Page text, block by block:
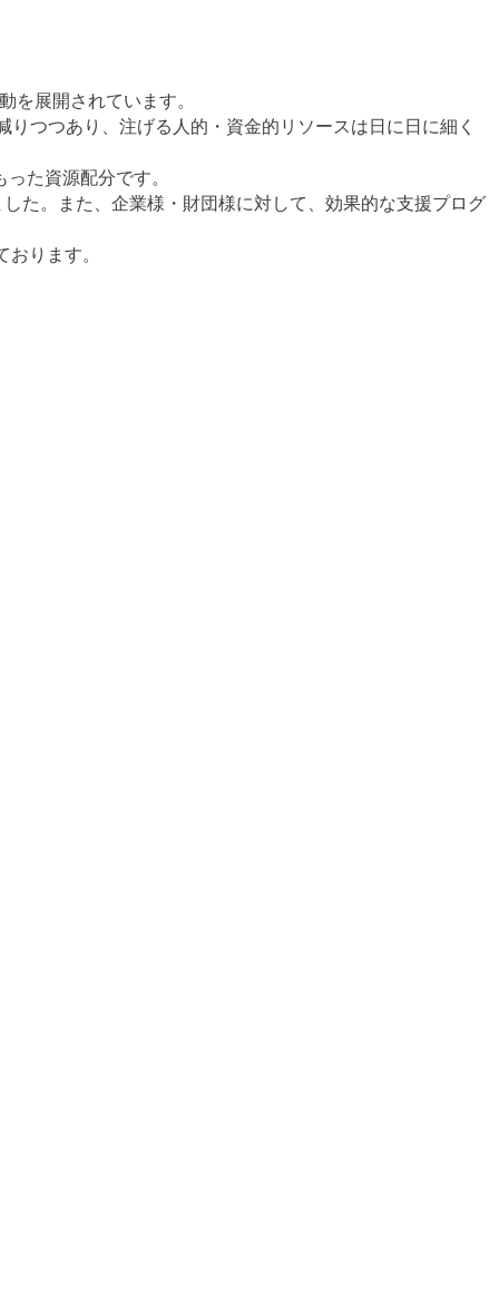
展開されています。
つつあり、注げる人的・資金的リソースは日に日に細く
た資源配分です。
た。また、企業様・財団様に対して、効果的な支援プログ
ります。